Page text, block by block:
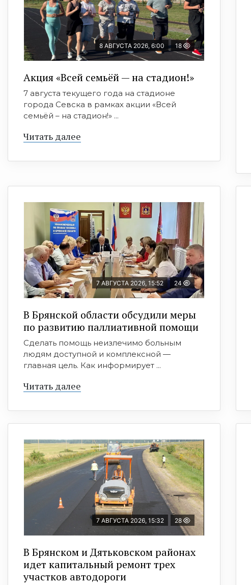
8 АВГУСТА 2026, 6:00 18
Акция «Всей семьёй — на стадион!»
7 августа текущего года на стадионе
города Севска в рамках акции «Всей
семьёй – на стадион!» ...
Читать далее
7 АВГУСТА 2026, 15:52 24
В Брянской области обсудили меры
по развитию паллиативной помощи
Сделать помощь неизлечимо больным
людям доступной и комплексной —
главная цель. Как информирует ...
Читать далее
7 АВГУСТА 2026, 15:32 28
В Брянском и Дятьковском районах
идет капитальный ремонт трех
участков автодороги